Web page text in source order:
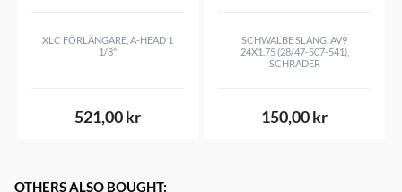
XLC FÖRLÄNGARE, A-HEAD 1
1/8"
521,00 kr
SCHWALBE SLANG, AV9
24X1.75 (28/47-507-541),
SCHRADER
150,00 kr
OTHERS ALSO BOUGHT: